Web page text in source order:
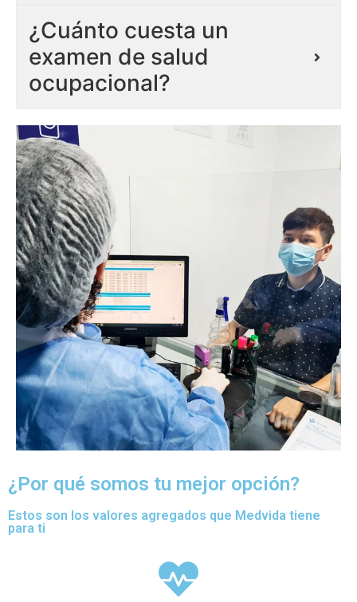
¿Cuánto cuesta un
examen de salud
ocupacional?
¿Por qué somos tu mejor opción?
Estos son los valores agregados que Medvida tiene
para ti